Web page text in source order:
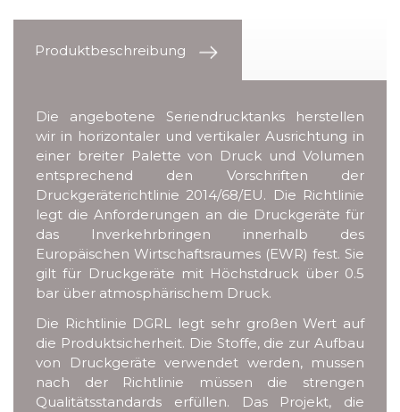
Produktbeschreibung
Die angebotene Seriendrucktanks herstellen
wir in horizontaler und vertikaler Ausrichtung in
einer breiter Palette von Druck und Volumen
entsprechend den Vorschriften der
Druckgeräterichtlinie 2014/68/EU. Die Richtlinie
legt die Anforderungen an die Druckgeräte für
das Inverkehrbringen innerhalb des
Europäischen Wirtschaftsraumes (EWR) fest. Sie
gilt für Druckgeräte mit Höchstdruck über 0.5
bar über atmosphärischem Druck.
Die Richtlinie DGRL legt sehr großen Wert auf
die Produktsicherheit. Die Stoffe, die zur Aufbau
von Druckgeräte verwendet werden, mussen
nach der Richtlinie müssen die strengen
Qualitätsstandards erfüllen. Das Projekt, die